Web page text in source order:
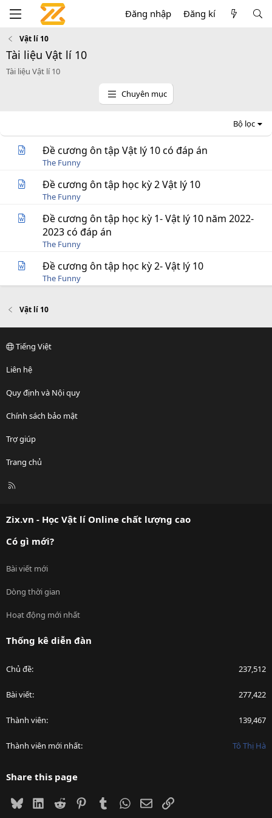
Đăng nhập Đăng kí
Vật lí 10
Tài liệu Vật lí 10
Tài liệu Vật lí 10
Chuyên mục
Bộ lọc
Đề cương ôn tập Vật lý 10 có đáp án
The Funny
Đề cương ôn tập học kỳ 2 Vật lý 10
The Funny
Đề cương ôn tập học kỳ 1- Vật lý 10 năm 2022-
2023 có đáp án
The Funny
Đề cương ôn tập học kỳ 2- Vật lý 10
The Funny
Vật lí 10
Tiếng Việt
Liên hệ
Quy định và Nội quy
Chính sách bảo mật
Trợ giúp
Trang chủ
R
Zix.vn - Học Vật lí Online chất lượng cao
Có gì mới?
Bài viết mới
Dòng thời gian
Hoạt động mới nhất
Thống kê diễn đàn
Chủ đề 237,512
Bài viết 277,422
Thành viên 139,467
Thành viên mới nhất Tô Thị Hà
Share this page
BlueskyLinkedIn
Reddit PinterestTumblrWhatsApp
EmailLink